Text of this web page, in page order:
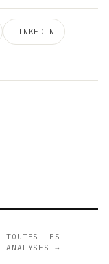
LINKEDIN
TOUTES LES
ANALYSES →